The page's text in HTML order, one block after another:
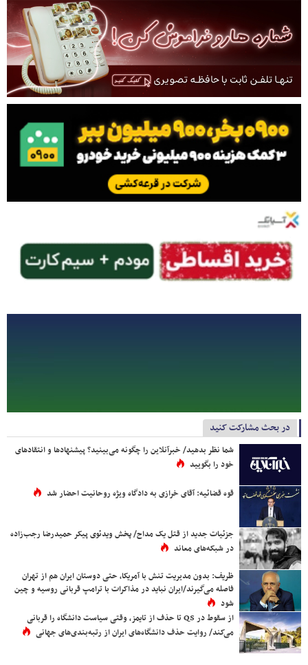
در بحث مشارکت کنید
شما نظر بدهید/ خبرآنلاین را چگونه می‌بینید؟ پیشنهادها و انتقادهای
خود را بگویید
قوه قضائیه: آقای خرازی به دادگاه ویژه روحانیت احضار شد
جزئیات جدید از قتل یک مداح/ پخش ویدئوی پیکر حمیدرضا رجب‌زاده
در شبکه‌های معاند
ظریف: بدون مدیریت تنش با آمریکا، حتی دوستان ایران هم از تهران
فاصله می‌گیرند/ایران نباید در مذاکرات با ترامپ قربانی روسیه و چین
شود
از سقوط در QS تا حذف از تایمز، وقتی سیاست دانشگاه را قربانی
می‌کند/ روایت حذف دانشگاه‌های ایران از رتبه‌بندی‌های جهانی